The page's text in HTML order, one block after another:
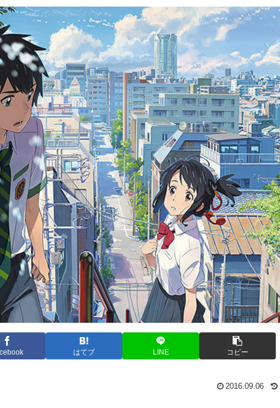
はてブ LINE コピー
2016.09.06